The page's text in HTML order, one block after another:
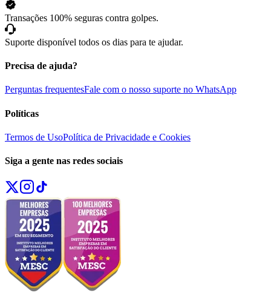
Transações 100% seguras contra golpes.
Suporte disponível todos os dias para te ajudar.
Precisa de ajuda?
Perguntas frequentesFale com o nosso suporte no WhatsApp
Políticas
Termos de UsoPolítica de Privacidade e Cookies
Siga a gente nas redes sociais